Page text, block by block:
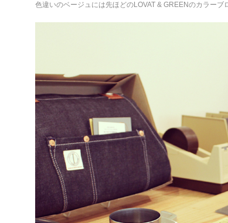
色違いのベージュには先ほどのLOVAT & GREENのカラーブ